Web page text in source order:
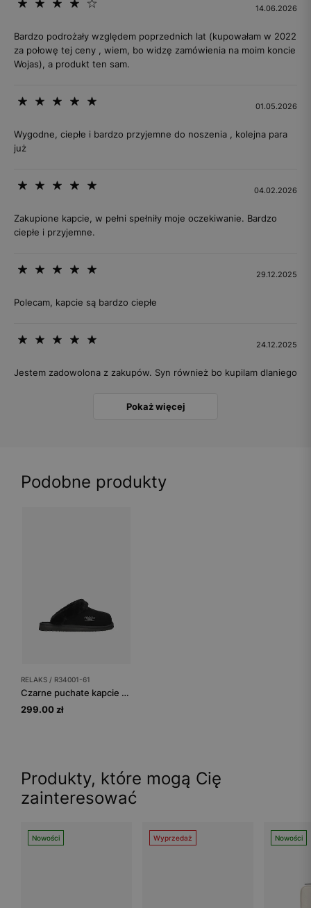
14.06.2026
Bardzo podrożały względem poprzednich lat (kupowałam w 2022
za połowę tej ceny , wiem, bo widzę zamówienia na moim koncie
Wojas), a produkt ten sam.
01.05.2026
Wygodne, ciepłe i bardzo przyjemne do noszenia , kolejna para
już
04.02.2026
Zakupione kapcie, w pełni spełniły moje oczekiwanie. Bardzo
ciepłe i przyjemne.
29.12.2025
Polecam, kapcie są bardzo ciepłe
24.12.2025
Jestem zadowolona z zakupów. Syn również bo kupilam dlaniego
Pokaż więcej
Podobne produkty
RELAKS / R34001-61
Czarne puchate kapcie z wełny merino
299.00 zł
Produkty, które mogą Cię
zainteresować
Nowości Wyprzedaż Nowości